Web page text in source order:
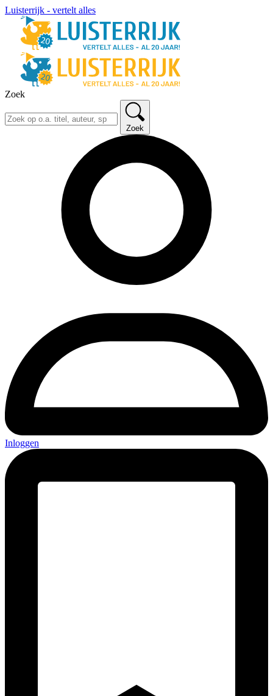
Luisterrijk - vertelt alles
Zoek
Zoek
Inloggen